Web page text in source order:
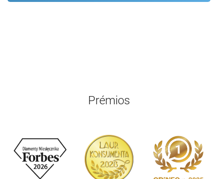
Prémios